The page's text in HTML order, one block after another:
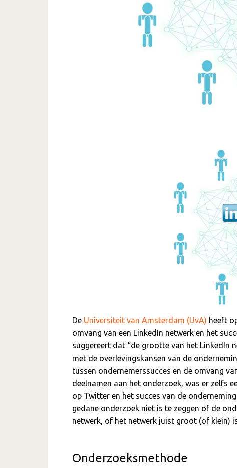
De Universiteit van Amsterdam (UvA) heeft
omvang van een LinkedIn netwerk en het
suggereert dat “de grootte van het LinkedIn
met de overlevingskansen van de
tussen ondernemerssucces en de omvang
deelnamen aan het onderzoek, was er zelfs
op Twitter en het succes van de
gedane onderzoek niet is te zeggen of de
netwerk, of het netwerk juist groot (of klein)
Onderzoeksmethode